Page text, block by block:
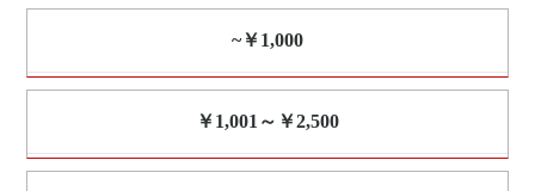
~￥1,000
￥1,001～￥2,500